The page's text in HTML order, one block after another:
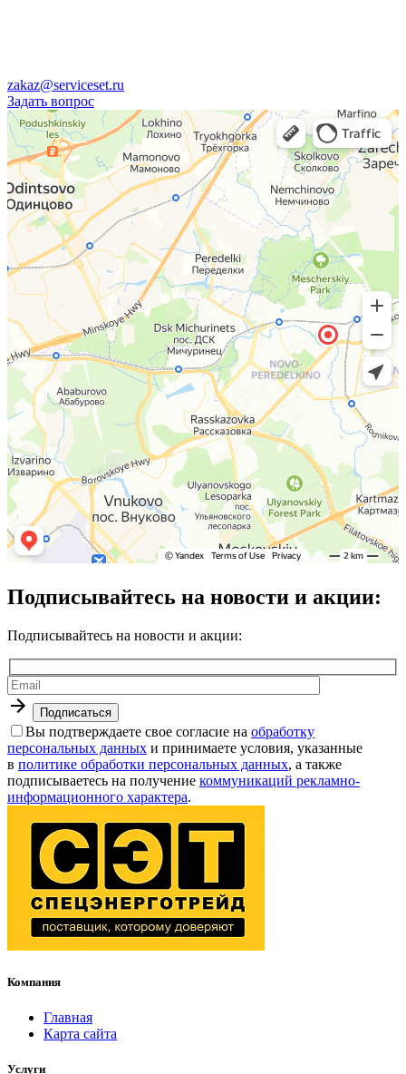
zakaz@serviceset.ru
Задать вопрос
Подписывайтесь на новости и акции:
Подписывайтесь на новости и акции:
Вы подтверждаете свое согласие на обработку
персональных данных и принимаете условия, указанные
в политике обработки персональных данных, а также
подписываетесь на получение коммуникаций рекламно-
информационного характера.
Компания
Главная
Карта сайта
Услуги